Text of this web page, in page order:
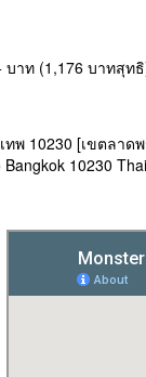
บาท (1,176 บาทสุท
พ 10230 [เขตลาด
10230